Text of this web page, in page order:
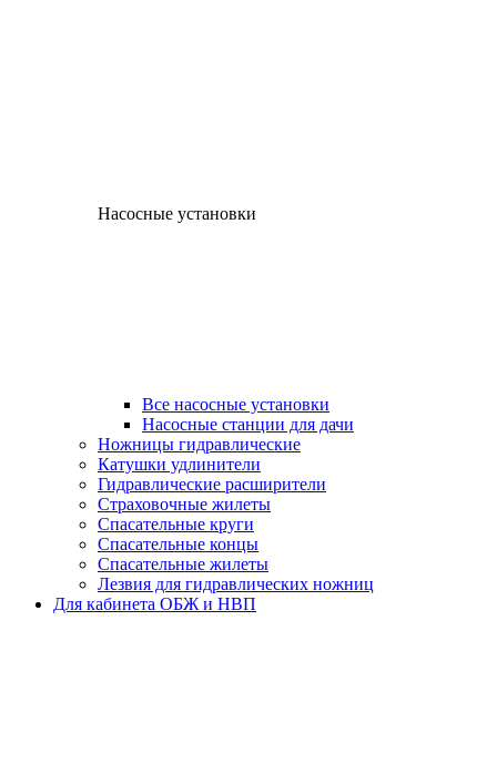
Насосные установки
Все насосные установки
Насосные станции для дачи
Ножницы гидравлические
Катушки удлинители
Гидравлические расширители
Страховочные жилеты
Спасательные круги
Спасательные концы
Спасательные жилеты
Лезвия для гидравлических ножниц
Для кабинета ОБЖ и НВП